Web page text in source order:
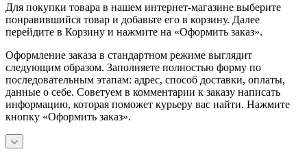
Для покупки товара в нашем интернет-магазине выберите
понравившийся товар и добавьте его в корзину. Далее
перейдите в Корзину и нажмите на «Оформить заказ».
Оформление заказа в стандартном режиме выглядит
следующим образом. Заполняете полностью форму по
последовательным этапам: адрес, способ доставки, оплаты,
данные о себе. Советуем в комментарии к заказу написать
информацию, которая поможет курьеру вас найти. Нажмите
кнопку «Оформить заказ».